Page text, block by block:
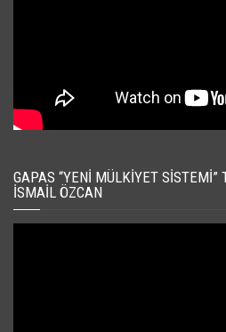
GAPAS “YENI MÜLKIYET
İSMAIL ÖZCAN